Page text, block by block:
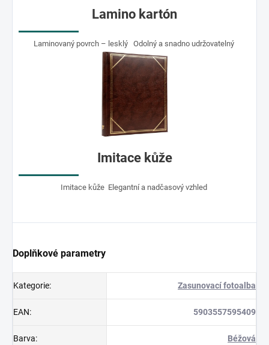
Lamino kartón
Laminovaný povrch – lesklý Odolný a snadno udržovatelný
Imitace kůže
Imitace kůže Elegantní a nadčasový vzhled
Doplňkové parametry
Kategorie: Zasunovací fotoalba
EAN: 5903557595409
Barva: Béžová